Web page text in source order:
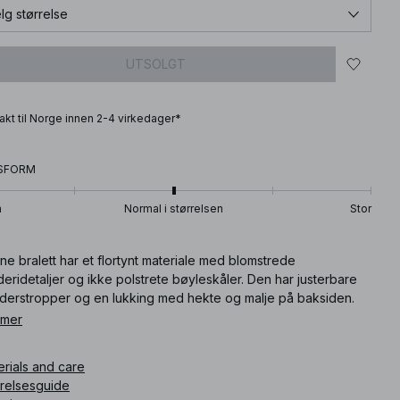
størrelse
UTSOLGT
til Norge innen 2-4 virkedager*
Normal i størrelsen Stor
bralett har et flortynt materiale med blomstrede
og ikke polstrete bøyleskåler. Den har justerbare
og en lukking med hekte og malje på baksiden.
bralett finnes i svart.
and care